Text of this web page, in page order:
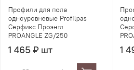
Профили для пола
одноуровневые Profilpas
Серфикс Проэнгл
PROANGLE ZG/250
1 465 ₽ шт 1